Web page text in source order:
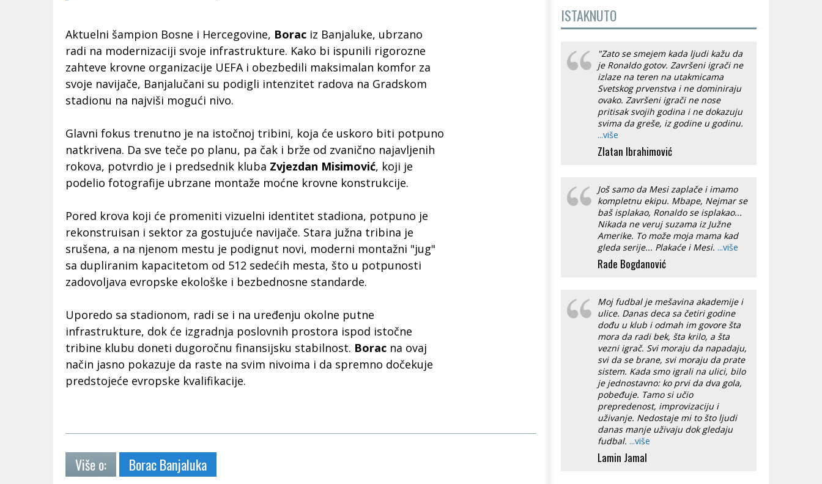
Aktuelni šampion Bosne i Hercegovine, Borac iz Banjaluke, ubrzano
radi na modernizaciji svoje infrastrukture. Kako bi ispunili rigorozne
zahteve krovne organizacije UEFA i obezbedili maksimalan komfor za
svoje navijače, Banjalučani su podigli intenzitet radova na Gradskom
stadionu na najviši mogući nivo.
Glavni fokus trenutno je na istočnoj tribini, koja će uskoro biti potpuno
natkrivena. Da sve teče po planu, pa čak i brže od zvanično najavljenih
rokova, potvrdio je i predsednik kluba Zvjezdan Misimović, koji je
podelio fotografije ubrzane montaže moćne krovne konstrukcije.
Pored krova koji će promeniti vizuelni identitet stadiona, potpuno je
rekonstruisan i sektor za gostujuće navijače. Stara južna tribina je
srušena, a na njenom mestu je podignut novi, moderni montažni "jug"
sa dupliranim kapacitetom od 512 sedećih mesta, što u potpunosti
zadovoljava evropske ekološke i bezbednosne standarde.
Uporedo sa stadionom, radi se i na uređenju okolne putne
infrastrukture, dok će izgradnja poslovnih prostora ispod istočne
tribine klubu doneti dugoročnu finansijsku stabilnost. Borac na ovaj
način jasno pokazuje da raste na svim nivoima i da spremno dočekuje
predstojeće evropske kvalifikacije.
Više o: Borac Banjaluka
ISTAKNUTO
"Zato se smejem kada ljudi kažu da
je Ronaldo gotov. Završeni igrači ne
izlaze na teren na utakmicama
Svetskog prvenstva i ne dominiraju
ovako. Završeni igrači ne nose
pritisak svojih godina i ne dokazuju
svima da greše, iz godine u godinu.
...više
Zlatan Ibrahimović
Još samo da Mesi zaplače i imamo
kompletnu ekipu. Mbape, Nejmar se
baš isplakao, Ronaldo se isplakao...
Nikada ne veruj suzama iz Južne
Amerike. To može moja mama kad
gleda serije... Plakaće i Mesi. ...više
Rade Bogdanović
Moj fudbal je mešavina akademije i
ulice. Danas deca sa četiri godine
dođu u klub i odmah im govore šta
mora da radi bek, šta krilo, a šta
vezni igrač. Svi moraju da napadaju,
svi da se brane, svi moraju da prate
sistem. Kada smo igrali na ulici, bilo
je jednostavno: ko prvi da dva gola,
pobeđuje. Tamo si učio
prepredenost, improvizaciju i
uživanje. Nedostaje mi to što ljudi
danas manje uživaju dok gledaju
fudbal. ...više
Lamin Jamal